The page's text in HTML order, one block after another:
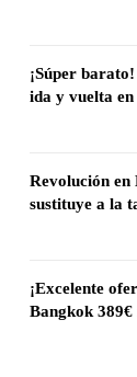
¡Súper
ida y vuelta
Revolución en
sustituye a la
¡Excelente
Bangkok